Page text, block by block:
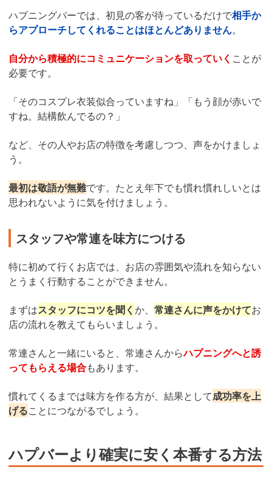
ハプニングバーでは、初見の客が待っているだけで相手か
らアプローチしてくれることはほとんどありません。
自分から積極的にコミュニケーションを取っていく ことが
必要です。
「そのコスプレ衣装似合っていますね」「もう顔が赤いで
すね。結構飲んでるの？」
など、その人やお店の特徴を考慮しつつ、声をかけましょ
う。
最初は敬語が無難です。たとえ年下でも慣れ慣れしいとは
思われないように気を付けましょう。
スタッフや常連を味方につける
特に初めて行くお店では、お店の雰囲気や流れを知らない
とうまく行動することができません。
まずはスタッフにコツを聞く か、 常連さんに声をかけてお
店の流れを教えてもらいましょう。
常連さんと一緒にいると、常連さんからハプニングへと誘
ってもらえる場合もあります。
慣れてくるまでは味方を作る方が、結果として成功率を上
げることにつながるでしょう。
ハプバーより確実に安く本番する方法